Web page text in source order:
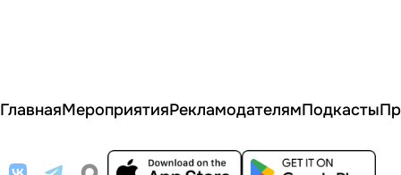
ГлавнаяМероприятияРекламодателямПодкасты